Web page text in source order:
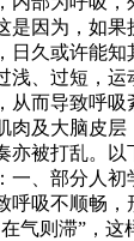
是因为，如果
日久或许能知
浅、过短，运
从而导致呼吸
肉及大脑皮层
亦被打乱。以
一、部分人初
呼吸不顺畅，
气则滞”，这